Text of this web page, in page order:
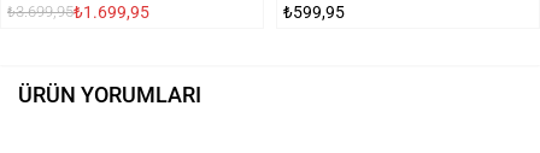
₺3.699,95₺1.699,95 ₺599,95
ÜRÜN YORUMLARI